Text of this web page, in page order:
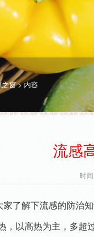
之窗 > 内容
流感
时
解下流感的防治知
，以高热为主，多超